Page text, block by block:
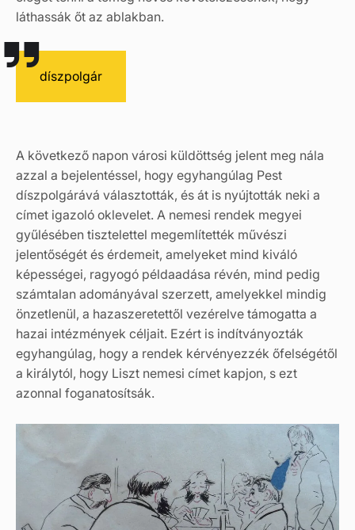
láthassák őt az ablakban.
díszpolgár
A következő napon városi küldöttség jelent meg nála
azzal a bejelentéssel, hogy egyhangúlag Pest
díszpolgárává választották, és át is nyújtották neki a
címet igazoló oklevelet. A nemesi rendek megyei
gyűlésében tisztelettel megemlítették művészi
jelentőségét és érdemeit, amelyeket mind kiváló
képességei, ragyogó példaadása révén, mind pedig
számtalan adományával szerzett, amelyekkel mindig
önzetlenül, a hazaszeretettől vezérelve támogatta a
hazai intézmények céljait. Ezért is indítványozták
egyhangúlag, hogy a rendek kérvényezzék őfelségétől
a királytól, hogy Liszt nemesi címet kapjon, s ezt
azonnal foganatosítsák.